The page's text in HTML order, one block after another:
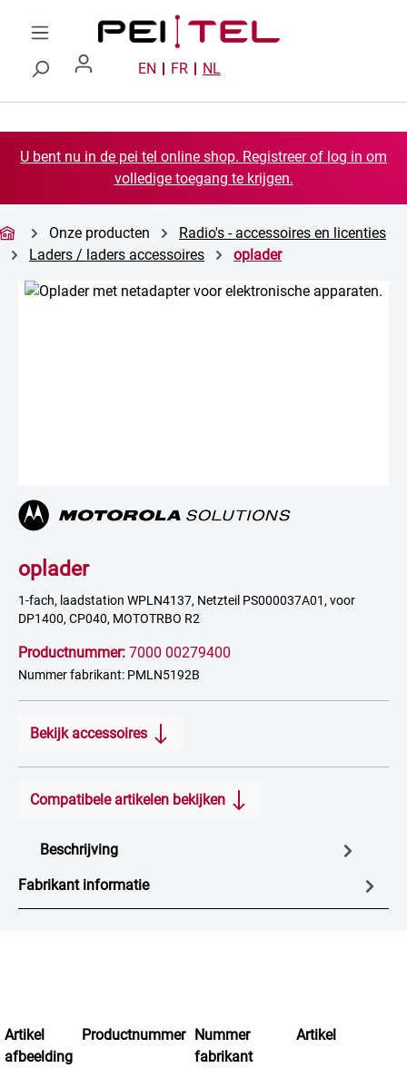
Ga naar de hoofdinhoud
EN FR NL
U bent nu in de pei tel online shop. Registreer of log in om
volledige toegang te krijgen.
Onze producten
Radio's - accessoires en licenties
Laders / laders accessoires
oplader
Afbeeldingengalerij overslaan
oplader
1-fach, laadstation WPLN4137, Netzteil PS000037A01, voor
DP1400, CP040, MOTOTRBO R2
Productnummer: 7000 00279400
Nummer fabrikant: PMLN5192B
Bekijk accessoires
Compatibele artikelen bekijken
Beschrijving
Fabrikant informatie
Artikel
afbeelding
Productnummer Nummer
fabrikant
Artikel